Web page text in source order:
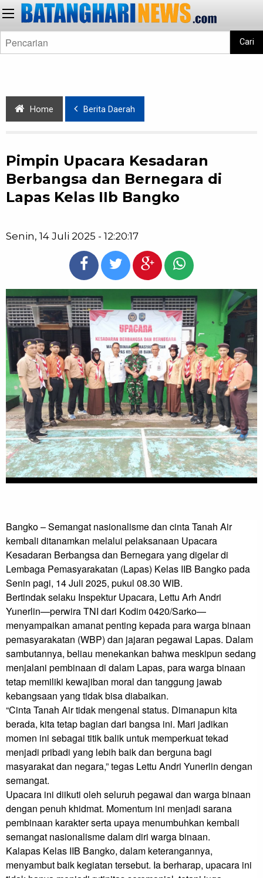
Cari
Home Berita Daerah
Pimpin Upacara Kesadaran
Berbangsa dan Bernegara di
Lapas Kelas IIb Bangko
Senin, 14 Juli 2025 - 12:20:17
Bangko – Semangat nasionalisme dan cinta Tanah Air
kembali ditanamkan melalui pelaksanaan Upacara
Kesadaran Berbangsa dan Bernegara yang digelar di
Lembaga Pemasyarakatan (Lapas) Kelas IIB Bangko pada
Senin pagi, 14 Juli 2025, pukul 08.30 WIB.
Bertindak selaku Inspektur Upacara, Lettu Arh Andri
Yunerlin—perwira TNI dari Kodim 0420/Sarko—
menyampaikan amanat penting kepada para warga binaan
pemasyarakatan (WBP) dan jajaran pegawai Lapas. Dalam
sambutannya, beliau menekankan bahwa meskipun sedang
menjalani pembinaan di dalam Lapas, para warga binaan
tetap memiliki kewajiban moral dan tanggung jawab
kebangsaan yang tidak bisa diabaikan.
“Cinta Tanah Air tidak mengenal status. Dimanapun kita
berada, kita tetap bagian dari bangsa ini. Mari jadikan
momen ini sebagai titik balik untuk memperkuat tekad
menjadi pribadi yang lebih baik dan berguna bagi
masyarakat dan negara,” tegas Lettu Andri Yunerlin dengan
semangat.
Upacara ini diikuti oleh seluruh pegawai dan warga binaan
dengan penuh khidmat. Momentum ini menjadi sarana
pembinaan karakter serta upaya menumbuhkan kembali
semangat nasionalisme dalam diri warga binaan.
Kalapas Kelas IIB Bangko, dalam keterangannya,
menyambut baik kegiatan tersebut. Ia berharap, upacara ini